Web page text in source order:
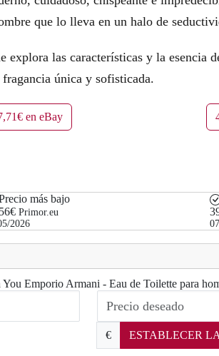
que lo lleva en un halo de
explora las características y la esencia
única y sofisticada.
en eBay
más bajo
Primor.eu
2026
Emporio Armani - Eau de Toilette para
€
ESTABLECER